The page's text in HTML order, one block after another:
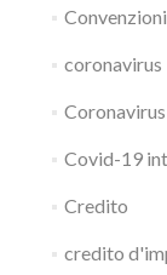
Convenzioni
coronavirus
Covid-19
Credito
credito